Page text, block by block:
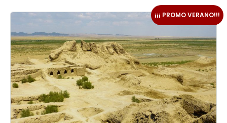
¡¡¡ PROMO VERANO!!!